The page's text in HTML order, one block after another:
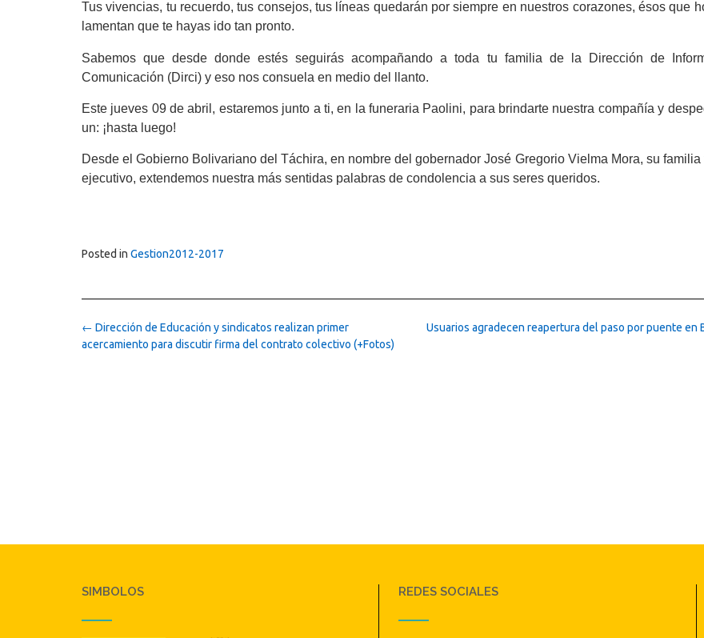
Tus vivencias, tu recuerdo, tus consejos, tus líneas quedarán por siempre en nuestros corazones, ésos que
lamentan que te hayas ido tan pronto.
Sabemos que desde donde estés seguirás acompañando a toda tu familia de la Dirección de
Comunicación (Dirci) y eso nos consuela en medio del llanto.
Este jueves 09 de abril, estaremos junto a ti, en la funeraria Paolini, para brindarte nuestra compañía y
un: ¡hasta luego!
Desde el Gobierno Bolivariano del Táchira, en nombre del gobernador José Gregorio Vielma Mora, su familia
ejecutivo, extendemos nuestra más sentidas palabras de condolencia a sus seres queridos.
Posted in Gestion2012-2017
Post
navigation
Usuarios agradecen reapertura del paso por puente en
← Dirección de Educación y sindicatos realizan primer
acercamiento para discutir firma del contrato colectivo (+Fotos)
SIMBOLOS REDES SOCIALES